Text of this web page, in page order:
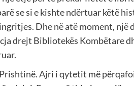
se si e kishte ndërtuar këtë
Dhe në atë moment, një
drejt Bibliotekës Kombëtare
Ajri i qytetit më